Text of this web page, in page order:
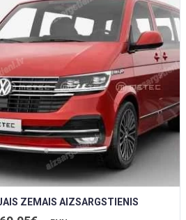
ZEMAIS AIZSARGSTIENIS